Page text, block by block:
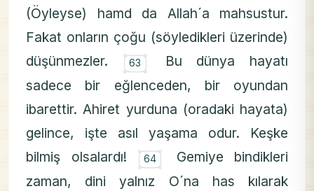
(Öyleyse) hamd da Allah´a mahsustur.
Fakat onların çoğu (söyledikleri üzerinde)
düşünmezler. ۝
63
Bu dünya hayatı
sadece bir eğlenceden, bir oyundan
ibarettir. Ahiret yurduna (oradaki hayata)
gelince, işte asıl yaşama odur. Keşke
bilmiş olsalardı! ۝
64
Gemiye bindikleri
zaman, dini yalnız O´na has kılarak